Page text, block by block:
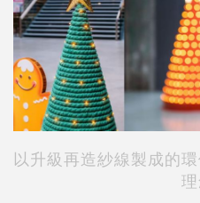
以升級再造紗線製成的